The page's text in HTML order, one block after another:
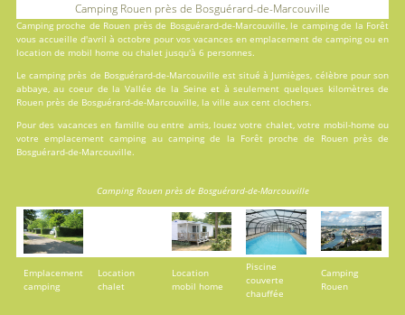
Camping Rouen près de Bosguérard-de-Marcouville
Camping proche de Rouen près de Bosguérard-de-Marcouville, le camping de la Forêt
vous accueille d'avril à octobre pour vos vacances enemplacement de camping ou en
locationde mobil home ou chalet jusqu'à 6 personnes.
Le camping près de Bosguérard-de-Marcouville est situé à Jumièges, célèbre pour son
abbaye, au coeur de la Vallée de la Seine et à seulement quelques kilomètres de
Rouen près de Bosguérard-de-Marcouville, la ville aux cent clochers.
Pour des vacances en famille ou entre amis, louez votre chalet, votre mobil-home ou
votre emplacement camping au camping de la Forêt proche de Rouen près de
Bosguérard-de-Marcouville.
Camping Rouen près de Bosguérard-de-Marcouville
Emplacement
camping
Location
chalet
Location
mobil home
Piscine
couverte
chauffée
Camping
Rouen